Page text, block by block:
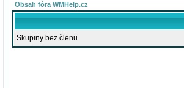
Obsah fóra WMHelp.cz
Skupiny bez členů